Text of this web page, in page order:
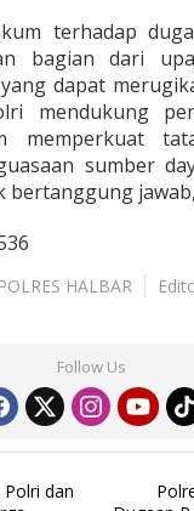
terhadap
bagian dari
dapat
mendukung
memperkuat
sumber
bertanggung
HALBAR
Follow Us
dan